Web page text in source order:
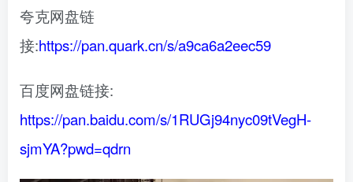
夸克网盘链
接:https://pan.quark.cn/s/a9ca6a2eec59
百度网盘链接:
https://pan.baidu.com/s/1RUGj94nyc09tVegH-
sjmYA?pwd=qdrn